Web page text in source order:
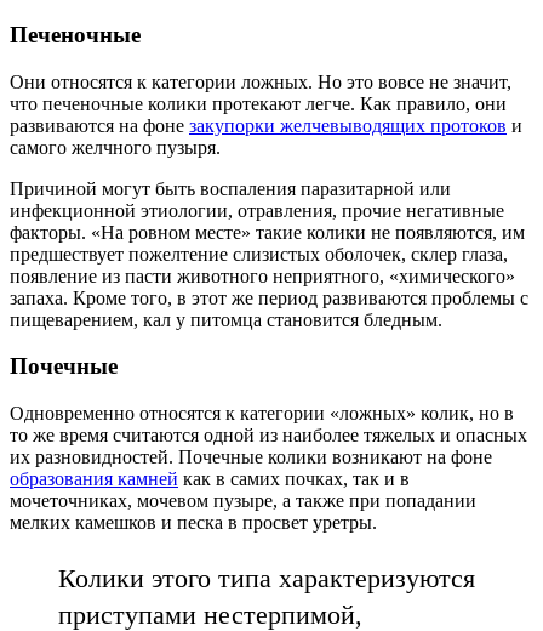
Печеночные
Они относятся к категории ложных. Но это вовсе не значит,
что печеночные колики протекают легче. Как правило, они
развиваются на фоне закупорки желчевыводящих протоков и
самого желчного пузыря.
Причиной могут быть воспаления паразитарной или
инфекционной этиологии, отравления, прочие негативные
факторы. «На ровном месте» такие колики не появляются, им
предшествует пожелтение слизистых оболочек, склер глаза,
появление из пасти животного неприятного, «химического»
запаха. Кроме того, в этот же период развиваются проблемы с
пищеварением, кал у питомца становится бледным.
Почечные
Одновременно относятся к категории «ложных» колик, но в
то же время считаются одной из наиболее тяжелых и опасных
их разновидностей. Почечные колики возникают на фоне
образования камней как в самих почках, так и в
мочеточниках, мочевом пузыре, а также при попадании
мелких камешков и песка в просвет уретры.
Колики этого типа характеризуются
приступами нестерпимой,